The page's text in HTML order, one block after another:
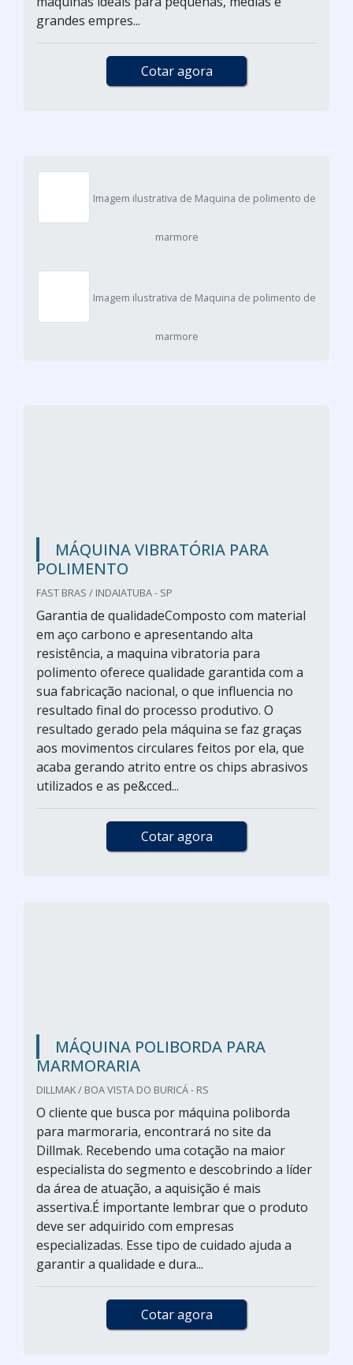
grandes empres...
Cotar agora
Imagem ilustrativa de Maquina de polimento de
marmore
Imagem ilustrativa de Maquina de polimento de
marmore
MÁQUINA VIBRATÓRIA PARA
POLIMENTO
FAST BRAS / INDAIATUBA - SP
Garantia de qualidadeComposto com material
em aço carbono e apresentando alta
resistência, a maquina vibratoria para
polimento oferece qualidade garantida com a
sua fabricação nacional, o que influencia no
resultado final do processo produtivo. O
resultado gerado pela máquina se faz graças
aos movimentos circulares feitos por ela, que
acaba gerando atrito entre os chips abrasivos
utilizados e as pe&cced...
Cotar agora
MÁQUINA POLIBORDA PARA
MARMORARIA
DILLMAK / BOA VISTA DO BURICÁ - RS
O cliente que busca por máquina poliborda
para marmoraria, encontrará no site da
Dillmak. Recebendo uma cotação na maior
especialista do segmento e descobrindo a líder
da área de atuação, a aquisição é mais
assertiva.É importante lembrar que o produto
deve ser adquirido com empresas
especializadas. Esse tipo de cuidado ajuda a
garantir a qualidade e dura...
Cotar agora